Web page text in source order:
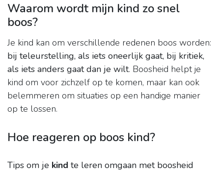
Waarom wordt mijn kind zo snel
boos?
Je kind kan om verschillende redenen boos worden:
bij teleurstelling, als iets oneerlijk gaat, bij kritiek,
als iets anders gaat dan je wilt. Boosheid helpt je
kind om voor zichzelf op te komen, maar kan ook
belemmeren om situaties op een handige manier
op te lossen.
Hoe reageren op boos kind?
Tips om je kind te leren omgaan met boosheid